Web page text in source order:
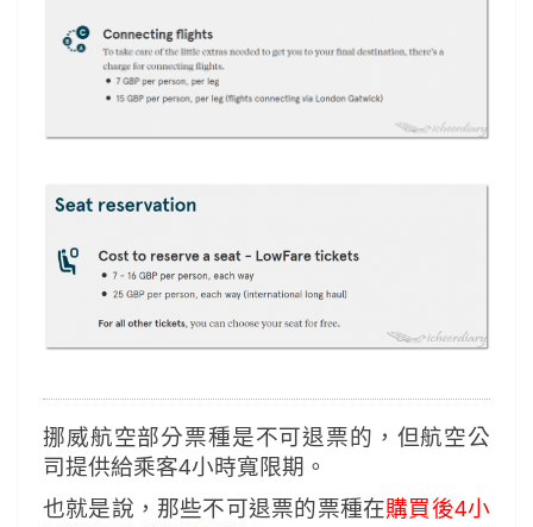
挪威航空部分票種是不可退票的， 但航空公
司提供給乘客4小時寬限期。
也就是說，那些不可退票的票種在購買後4小